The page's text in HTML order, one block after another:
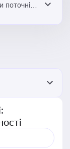
поточні